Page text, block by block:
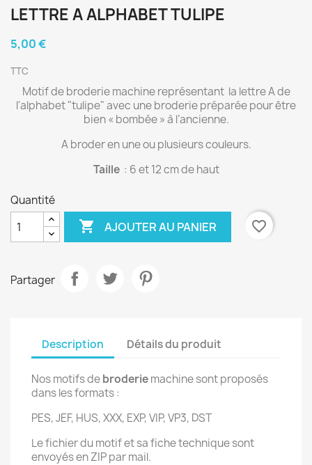
LETTRE A ALPHABET TULIPE
5,00 €
TTC
Motif de broderie machine représentant la lettre A de
l'alphabet "tulipe" avec une broderie préparée pour être
bien « bombée » à l’ancienne.
A broder en une ou plusieurs couleurs.
Taille: 6 et 12 cm de haut
Quantité
 AJOUTER AU PANIER favorite_border
Partager
Description Détails du produit
Nos motifs debroderiemachine sont proposés
dans les formats :
PES, JEF, HUS, XXX, EXP, VIP, VP3, DST
Le fichier du motif et sa fiche technique sont
envoyés en ZIP par mail.